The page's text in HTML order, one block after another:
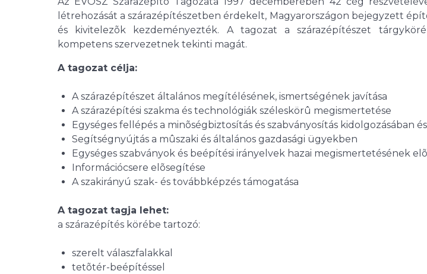
létrehozását a szárazépítészetben érdekelt, Magyarországon bejegyzett
és kivitelezõk kezdeményezték. A tagozat a szárazépítészet
kompetens szervezetnek tekinti magát.
A tagozat célja:
A szárazépítészet általános megítélésének, ismertségének javítása
A szárazépítési szakma és technológiák széleskörû megismertetése
Egységes fellépés a minõségbiztosítás és szabványosítás kidolgozásában
Segítségnyújtás a mûszaki és általános gazdasági ügyekben
Egységes szabványok és beépítési irányelvek hazai megismertetésének
Információcsere elõsegítése
A szakirányú szak- és továbbképzés támogatása
A tagozat tagja lehet:
a szárazépítés körébe tartozó:
szerelt válaszfalakkal
tetõtér-beépítéssel